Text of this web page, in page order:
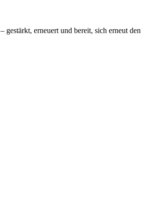
erneuert und bereit, sich erneut den